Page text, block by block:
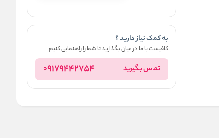
به کمک نیاز دارید ؟
کافیست با ما در میان بگذارید تا شما را راهنمایی کنیم
تماس بگیرید 09179442754